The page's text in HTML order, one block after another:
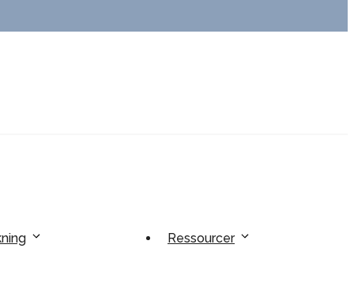
Ressourcer